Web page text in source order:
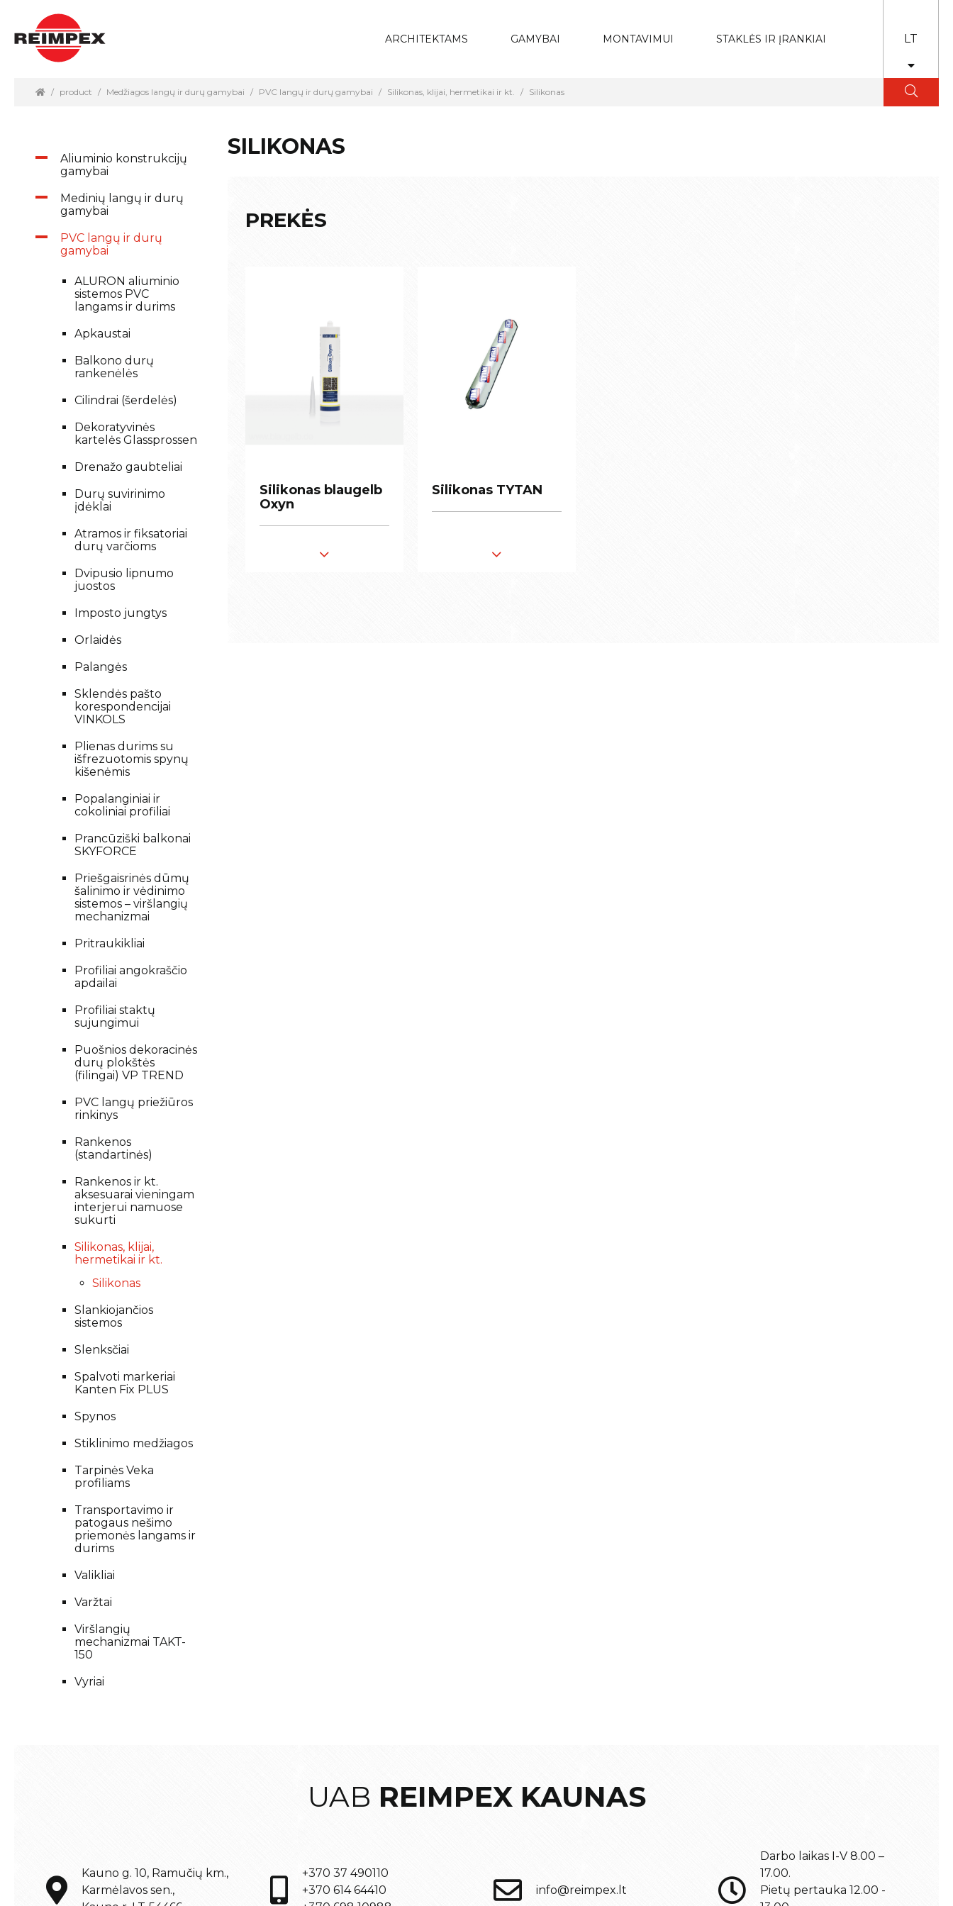
ARCHITEKTAMS GAMYBAI MONTAVIMUI STAKLĖS IR ĮRANKIAI LT
product Medžiagos langų ir durų gamybai PVC langų ir durų gamybai Silikonas, klijai, hermetikai ir kt. Silikonas
Aliuminio konstrukcijų
gamybai
Medinių langų ir durų
gamybai
PVC langų ir durų
gamybai
ALURON aliuminio
sistemos PVC
langams ir durims
Apkaustai
Balkono durų
rankenėlės
Cilindrai (šerdelės)
Dekoratyvinės
kartelės Glassprossen
Drenažo gaubteliai
Durų suvirinimo
įdėklai
Atramos ir fiksatoriai
durų varčioms
Dvipusio lipnumo
juostos
Imposto jungtys
Orlaidės
Palangės
Sklendės pašto
korespondencijai
VINKOLS
Plienas durims su
išfrezuotomis spynų
kišenėmis
Popalanginiai ir
cokoliniai profiliai
Prancūziški balkonai
SKYFORCE
Priešgaisrinės dūmų
šalinimo ir vėdinimo
sistemos – viršlangių
mechanizmai
Pritraukikliai
Profiliai angokraščio
apdailai
Profiliai staktų
sujungimui
Puošnios dekoracinės
durų plokštės
(filingai) VP TREND
PVC langų priežiūros
rinkinys
Rankenos
(standartinės)
Rankenos ir kt.
aksesuarai vieningam
interjerui namuose
sukurti
Silikonas, klijai,
hermetikai ir kt.
Silikonas
Slankiojančios
sistemos
Slenksčiai
Spalvoti markeriai
Kanten Fix PLUS
Spynos
Stiklinimo medžiagos
Tarpinės Veka
profiliams
Transportavimo ir
patogaus nešimo
priemonės langams ir
durims
Valikliai
Varžtai
Viršlangių
mechanizmai TAKT-
150
Vyriai
SILIKONAS
PREKĖS
Silikonas blaugelb
Oxyn
Silikonas blaugelb
Oxyn
Silikonas TYTAN
Silikonas TYTAN
UAB REIMPEX KAUNAS
Kauno g. 10, Ramučių km.,
Karmėlavos sen.,
+370 37 490110
+370 614 64410
info@reimpex.lt
Darbo laikas I-V 8.00 –
17.00.
Pietų pertauka 12.00 -